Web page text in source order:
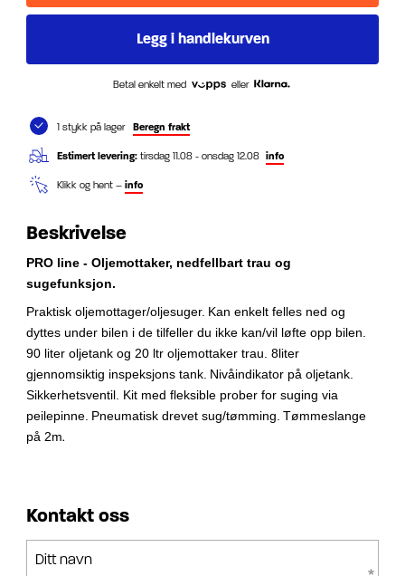
Betal enkelt med eller
1 stykk på lager Beregn frakt
Estimert levering: tirsdag 11.08 - onsdag 12.08 info
Klikk og hent – info
Beskrivelse
PRO line - Oljemottaker, nedfellbart trau og
sugefunksjon.
Praktisk oljemottager/oljesuger. Kan enkelt felles ned og
dyttes under bilen i de tilfeller du ikke kan/vil løfte opp bilen.
90 liter oljetank og 20 ltr oljemottaker trau. 8liter
gjennomsiktig inspeksjons tank. Nivåindikator på oljetank.
Sikkerhetsventil. Kit med fleksible prober for suging via
peilepinne. Pneumatisk drevet sug/tømming. Tømmeslange
på 2m.
Kontakt oss
Ditt navn